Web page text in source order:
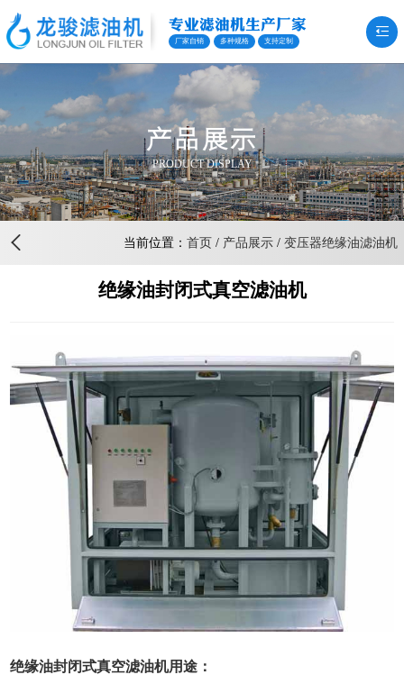
专业滤油机生产厂家
厂家自销 多种规格 支持定制
产品展示
PRODUCT DISPLAY
当前位置： 首页 / 产品展示 / 变压器绝缘油滤油机
绝缘油封闭式真空滤油机
绝缘油封闭式真空滤油机用途：